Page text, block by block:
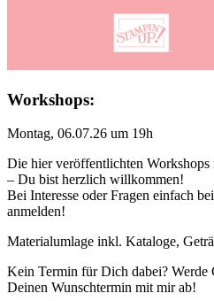
Workshops:
Montag, 06.07.26 um 19h
Die hier veröffentlichten
– Du bist herzlich willkommen!
Bei Interesse oder Fragen einfach
anmelden!
Materialumlage inkl. Kataloge,
Kein Termin für Dich dabei? Werde
Deinen Wunschtermin mit mir ab!